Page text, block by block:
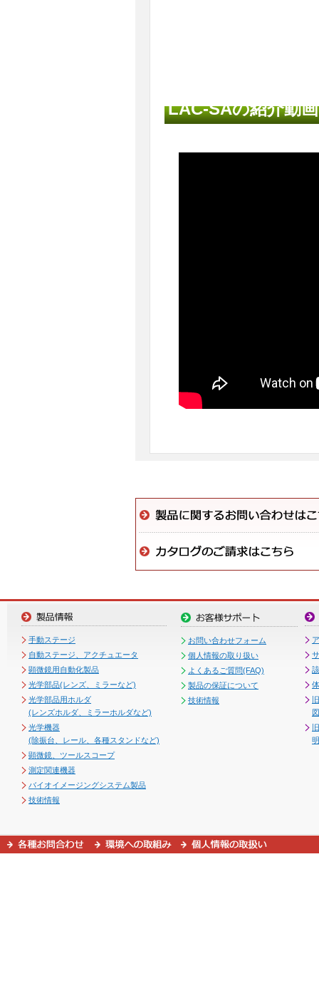
LAC-SAの紹介動
手動ステージ
自動ステージ、アクチュエータ
顕微鏡用自動化製品
光学部品(レンズ、ミラーなど)
光学部品用ホルダ
(レンズホルダ、ミラーホルダなど)
光学機器
(除振台、レール、各種スタンドなど)
顕微鏡、ツールスコープ
測定関連機器
バイオイメージングシステム製品
技術情報
お問い合わせフォーム
個人情報の取り扱い
よくあるご質問(FAQ)
製品の保証について
技術情報